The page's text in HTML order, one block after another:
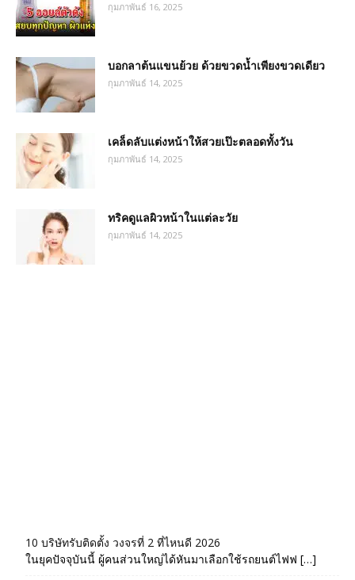
กุมภาพันธ์ 16, 2025
บอกลาต้นแขนย้วย ด้วยขวดน้ำเพียงขวดเดียว
กุมภาพันธ์ 14, 2025
เคล็ดลับแต่งหน้าให้สวยเป๊ะตลอดทั้งวัน
กุมภาพันธ์ 14, 2025
ทริคดูแลผิวหน้าในแต่ละวัย
กุมภาพันธ์ 14, 2025
10 บริษัทรับติดตั้ง วงจรที่ 2 ที่ไหนดี 2026
ในยุคปัจจุบันนี้ ผู้คนส่วนใหญ่ได้หันมาเลือกใช้รถยนต์ไฟฟ […]